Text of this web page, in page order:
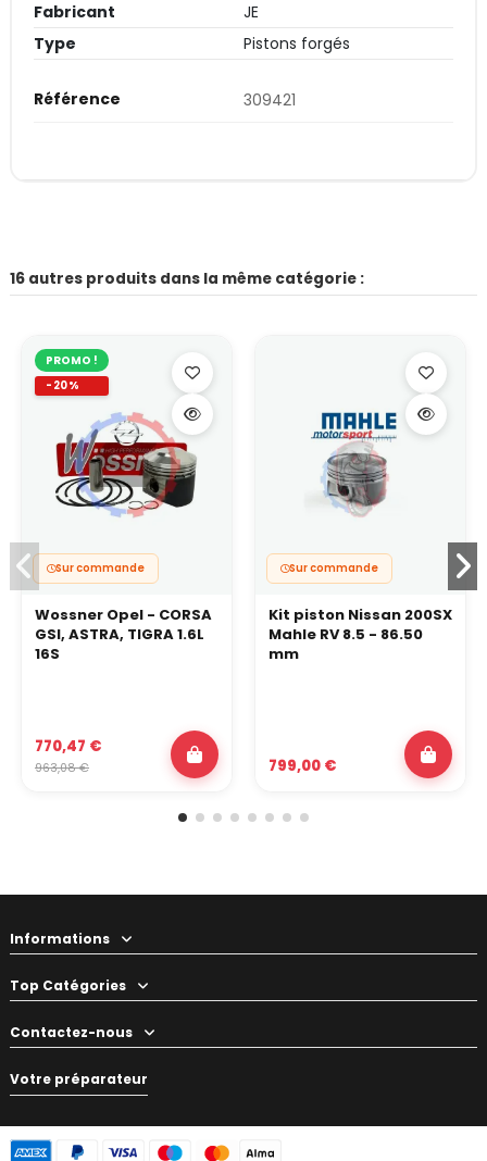
Fabricant
JE
Type
Pistons forgés
Référence 309421
16 autres produits dans la même catégorie :
PROMO !
-20%
Sur commande
Wossner Opel - CORSA
GSI, ASTRA, TIGRA 1.6L
16S
770,47 €
963,08 €
Sur commande
Kit piston Nissan 200SX
Mahle RV 8.5 - 86.50
mm
799,00 €
Informations
Top Catégories
Contactez-nous
Votre préparateur